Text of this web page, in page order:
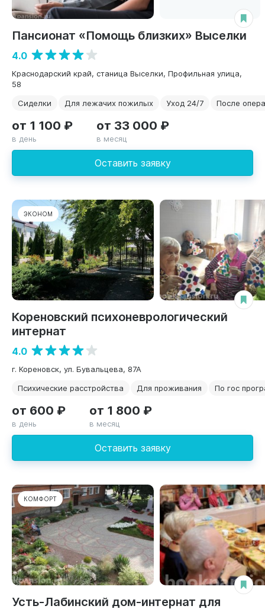
Пансионат «Помощь близких» Выселки
4.0
Краснодарский край, станица Выселки, Профильная улица,
58
Сиделки
Для лежачих пожилых Уход 24/7 После
Оставить заявку
от 1 100 ₽
в день
от 33 000 ₽
в месяц
ЭКОНОМ
Кореновский психоневрологический
интернат
4.0
г. Кореновск, ул. Бувальцева, 87А
Психические расстройства
Для проживания По гос
Оставить заявку
от 600 ₽
в день
от 1 800 ₽
в месяц
КОМФОРТ
Усть-Лабинский дом-интернат для